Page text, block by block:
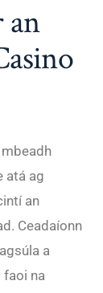
an
atá ag
an
Ceadaíonn
a
faoi na